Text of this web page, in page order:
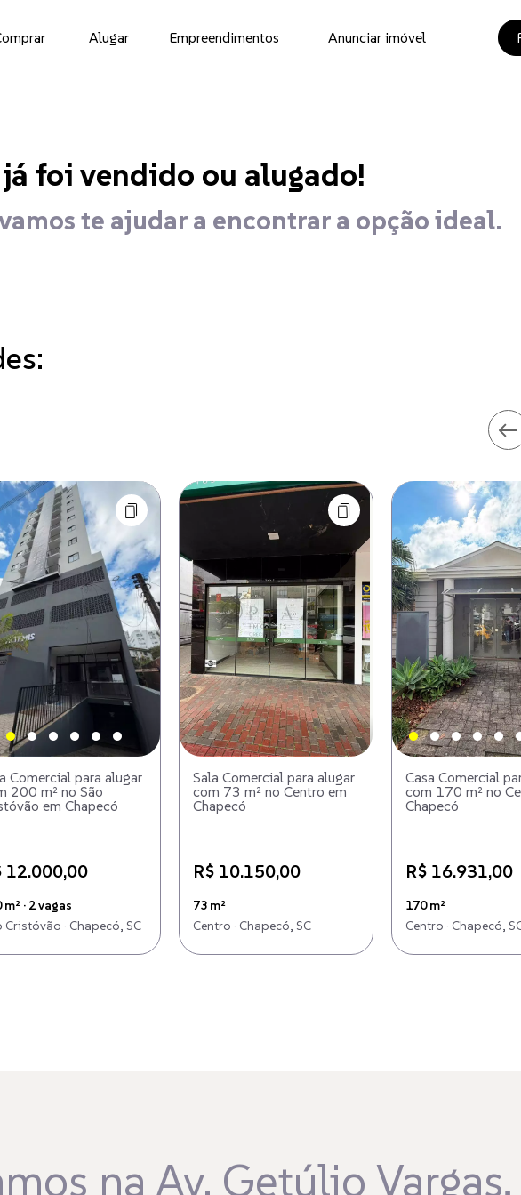
Alugar Empreendimentos Anunciar imóvel
foi vendido ou alugado!
te ajudar a encontrar a opção ideal.
Comercial para alugar
200 m² no São
em Chapecó
12.000,00
m² · 2 vagas
Cristóvão · Chapecó, SC
Sala Comercial para alugar
com 73 m² no Centro em
Chapecó
R$ 10.150,00
73 m²
Centro · Chapecó, SC
Casa Comercial
com 170 m² no
Chapecó
R$ 16.931,00
170 m²
Centro · Chapecó,
na Av. Getúlio Vargas,